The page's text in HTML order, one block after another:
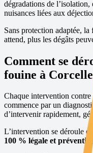
dégradations de l’isolation,
nuisances liées aux
Sans protection adaptée,
attend, plus les dégâts
Comment se
fouine à
Chaque intervention
commence par un
d’intervenir rapidement,
L’intervention se déroule
100 % légale et